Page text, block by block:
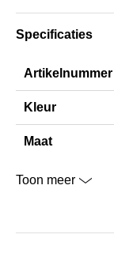
Specificaties
Artikelnummer
Kleur
Maat
Toon meer